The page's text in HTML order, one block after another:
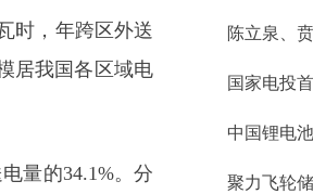
时，年跨区外送
居我国各区域电
量的34.1%。分
陈立泉、
国家电投
中国锂电
聚力飞轮